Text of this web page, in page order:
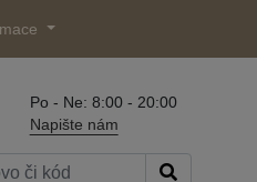
Po - Ne: 8:00 - 20:00
Napište nám